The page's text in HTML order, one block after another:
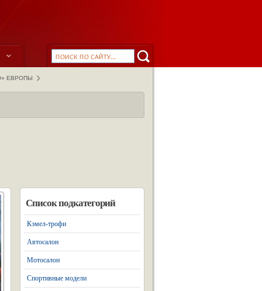
ЕВРОПЫ
Список подкатегорий
Кэмел-трофи
Автосалон
Мотосалон
Спортивные модели